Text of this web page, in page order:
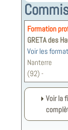
Formation
GRETA des
Voir les
Nanterre
(92) -
Voir la